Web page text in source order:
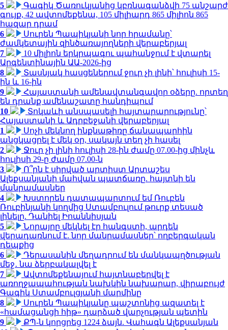
5
Գագիկ Ծառուկյանից կբռնագանձվի 75 անշարժ
գույք, 42 ավտոմեքենա, 105 միլիարդ 865 միլիոն 865
հազար դրամ
6
Սուրեն Պապիկյանի նոր հրամանը՝
ժամկետային զինծառայողների վերաբերյալ
7
10 միլիոն երկրպագու պահանջում է վտարել
Արգենտինային ԱԱ-2026-ից
8
Տասնյակ հասցեներում ջուր չի լինի՝ հուլիսի 15-
ին և 16-ին
9
Հայաստանի ամենավտանգավոր օձերը. որտեղ
են դրանք ամենաշատը հանդիպում
10
Տոկաևի անսպասելի հայտարարությունը՝
Հայաստանի և Ադրբեջանի վերաբերյալ
1
Սոչի մեկնող ինքնաթիռը ճանապարհին
անցկացրել է մեկ օր, սակայն տեղ չի հասել
2
Ջուր չի լինի հուլիսի 28-ին ժամը 07.00-ից մինչև
հուլիսի 29-ը ժամը 07.00-ն
3
Ո՞րն է սիրված արտիստ Արտաշես
Ալեքսանյանի մահվան պատճառը. հայտնի են
մանրամասներ
4
Խստորեն դատապարտում եմ Ռուբեն
Ռուբինյանի կողմից Ստամբուլում թուրք տեսած
լինելը. Դանիել Իոաննիսյան
5
Նորայրը մեկնել էր հանգստի, արդեն
վերադառնում է. նոր մանրամասներ՝ ողբերգական
դեպքից
6
Դերասանին մեղադրում են մանկապղծության
մեջ․ նա ձերբակալվել է
7
Ավտոմեքենայում հայտնաբերվել է
առողջապահության նախկին նախարար, վիրաբույժ
Գագիկ Ստամբուլցյանի մարմինը
8
Սուրեն Պապիկյանը պաշտոնից ազատել է
«համացանցի հիթ» դարձած վարչության պետին
9
ՔՊ-ն կորցրեց 1224 ձայն. Վահագն Ալեքսանյան